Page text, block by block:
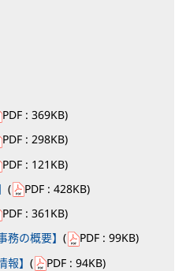
PDF : 369KB)
PDF : 298KB)
PDF : 121KB)
( PDF : 428KB)
PDF : 361KB)
の概要】 ( PDF : 99KB)
】 ( PDF : 94KB)